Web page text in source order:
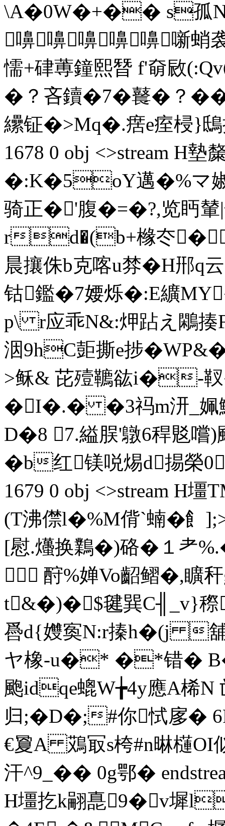
\A�0W�+�� s孤
嚊嚊嚊嚊嚊噺蛸
懦+硉蒪鐘熙朁 f'奛敐(:Qv
�？吝鑟�7�鼚�？
纝钲�>Mq�.瘔e痓梫}鴟搶
1678 0 obj <>stream H墊
�:K�5oY邁�%マ婌
骑正�'腹�=�?,览眄輦
rd�(b+橼冭�
晨攘侏b克喀u棼�H郉
钴鑑�7婹烁�:E纊
p\ r应乖N&:炠跕え鷴
洇9hC壾撕e捗
>稣& 芘殪韀谹i�-靫
�I�.� �3祃m汧_姵
D�8 7.縊脵'鷻6稈覐嚐)
�b红镁哾焬d掦榮0
1679 0 obj <>stream H
(T沸僸l�%M偝`蝻�飠
[慰.爡换鸈�)硌�１耂
 酧%婵Vo齠鳛�,
t&�)�$毽巽C╢_v}
噕d{孇寏N:r搸h�(j
ヤ橡-u�* �*错�
颮idqe螕W╆4y應A桸N
归;�D�;#你恜扅�
€夐A 鴱冣s桍#n晽櫣
汗^9_�� 0g鄂�
H壃扢k翤嗭9�v墀